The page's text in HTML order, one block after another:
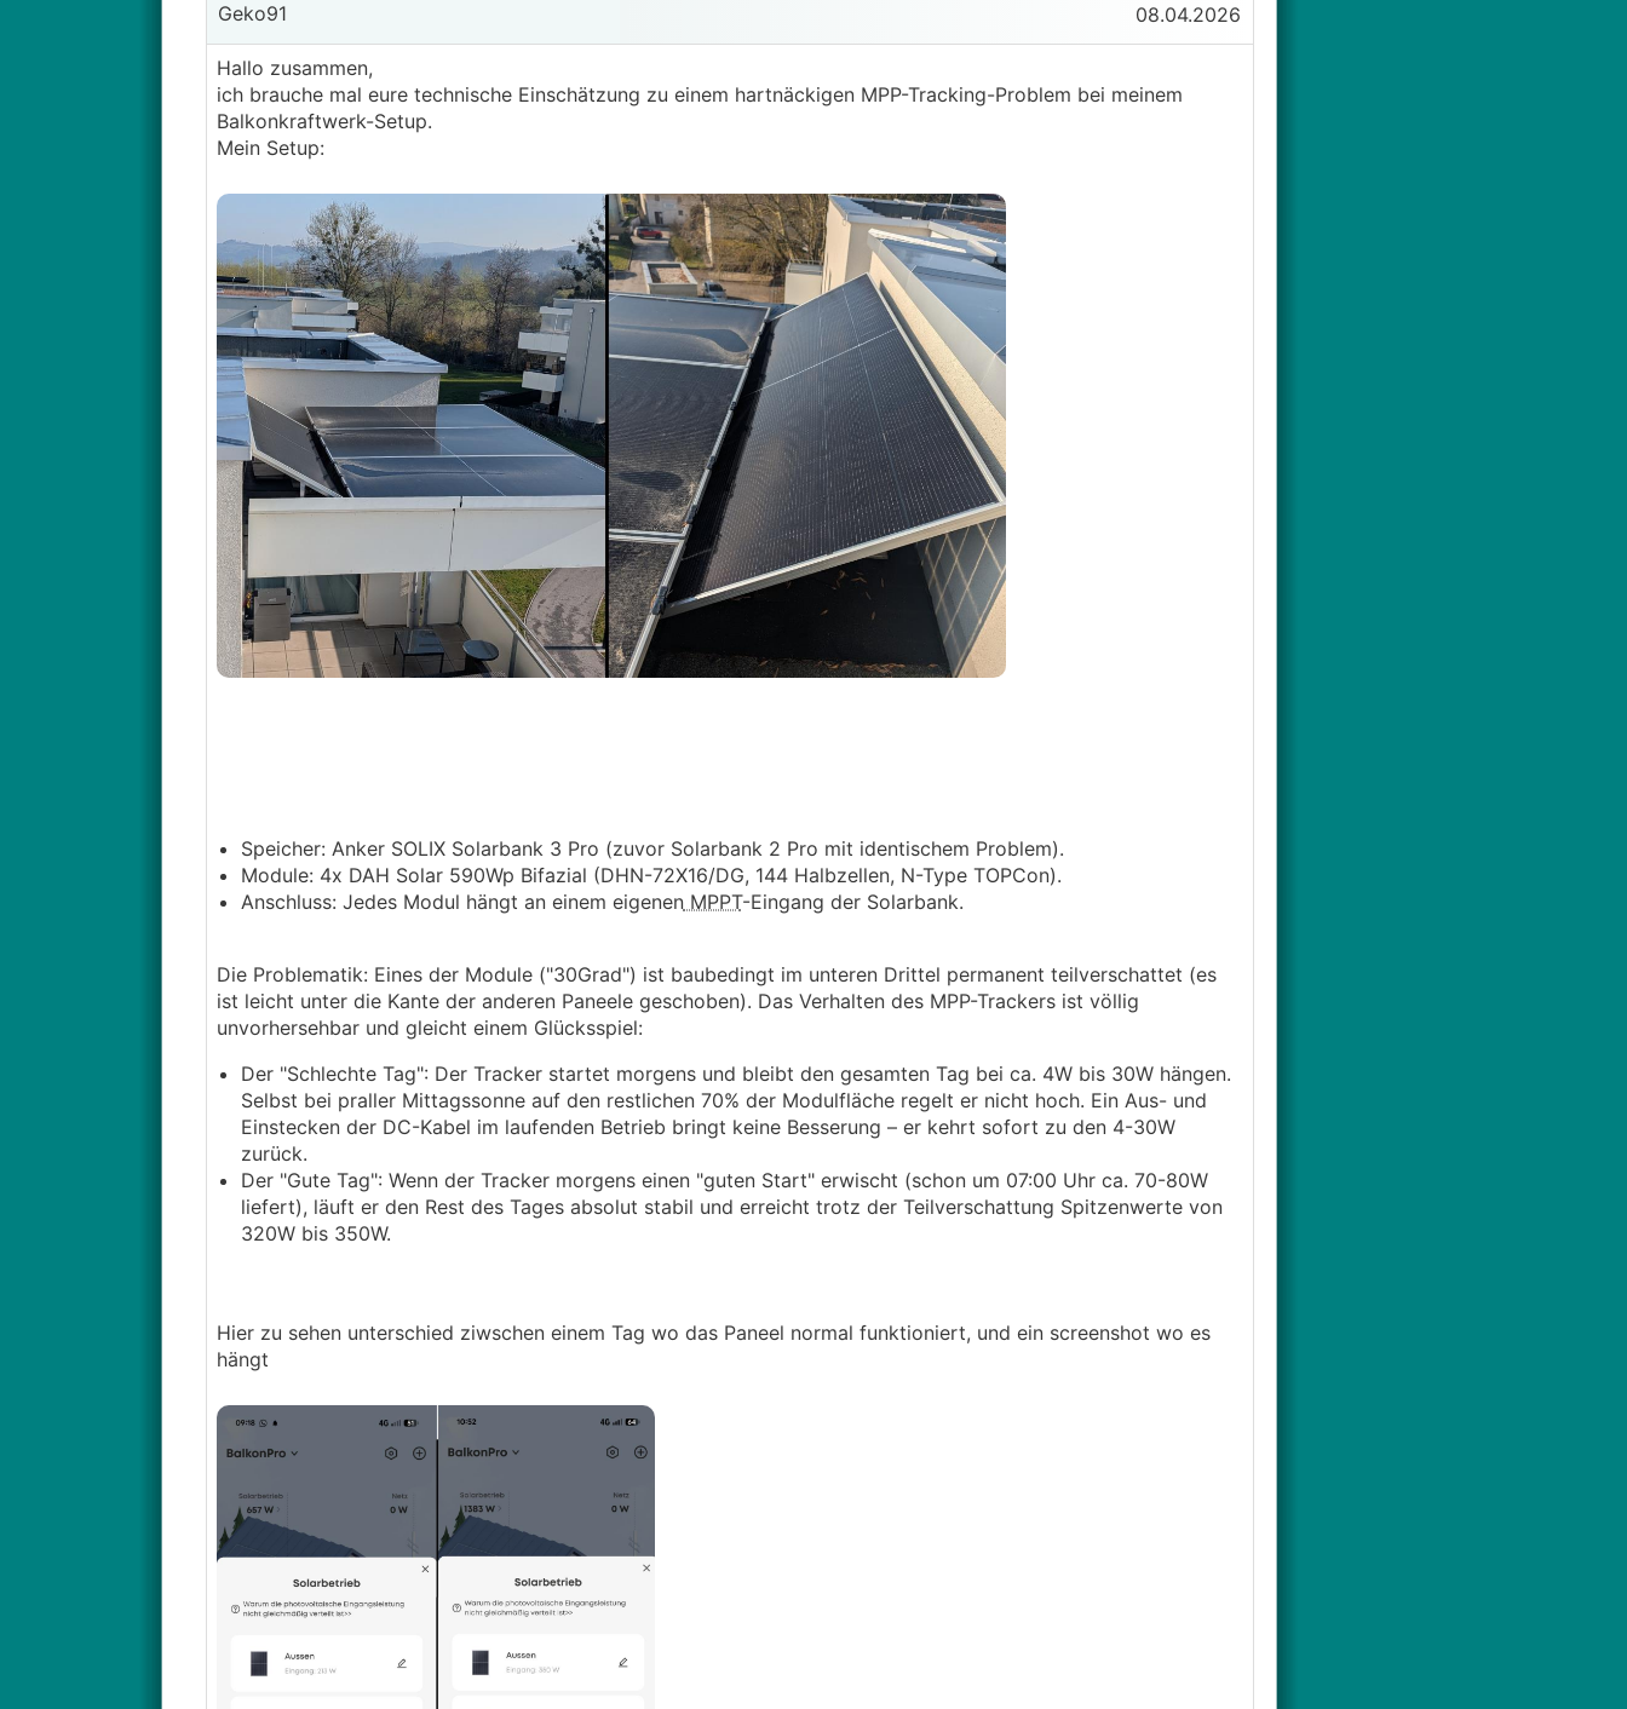
Geko91 08.04.2026
Hallo zusammen,
ich brauche mal eure technische Einschätzung zu einem hartnäckigen MPP-Tracking-Problem bei meinem
Balkonkraftwerk-Setup.
Mein Setup:
Speicher: Anker SOLIX Solarbank 3 Pro (zuvor Solarbank 2 Pro mit identischem Problem).
Module: 4x DAH Solar 590Wp Bifazial (DHN-72X16/DG, 144 Halbzellen, N-Type TOPCon).
Anschluss: Jedes Modul hängt an einem eigenenMPPT-Eingang der Solarbank.
Die Problematik: Eines der Module ("30Grad") ist baubedingt im unteren Drittel permanent teilverschattet (es
ist leicht unter die Kante der anderen Paneele geschoben). Das Verhalten des MPP-Trackers ist völlig
unvorhersehbar und gleicht einem Glücksspiel:
Der "Schlechte Tag": Der Tracker startet morgens und bleibt den gesamten Tag bei ca. 4W bis 30W hängen.
Selbst bei praller Mittagssonne auf den restlichen 70% der Modulfläche regelt er nicht hoch. Ein Aus- und
Einstecken der DC-Kabel im laufenden Betrieb bringt keine Besserung – er kehrt sofort zu den 4-30W
zurück.
Der "Gute Tag": Wenn der Tracker morgens einen "guten Start" erwischt (schon um 07:00 Uhr ca. 70-80W
liefert), läuft er den Rest des Tages absolut stabil und erreicht trotz der Teilverschattung Spitzenwerte von
320W bis 350W.
Hier zu sehen unterschied ziwschen einem Tag wo das Paneel normal funktioniert, und ein screenshot wo es
hängt